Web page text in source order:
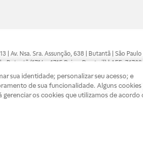
| Av. Nsa. Sra. Assunção, 638 | Butantã | São
Butantã (1714 e 1715 Raia e Drogasil) | AFE:
dadas pelo profissional da área médica.
promoções divulgados no site são válidos
que você possa realizar suas compras com
nosso estoque.
sua identidade; personalizar seu acesso; e
de sua funcionalidade. Alguns cookies
os cookies que utilizamos de acordo